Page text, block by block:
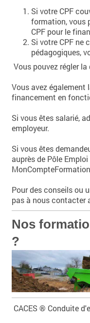
Si votre CPF
formation, vous
CPF pour le
Si votre CPF ne
pédagogiques,
Vous pouvez régler
Vous avez également
financement en
Si vous êtes salarié,
employeur.
Si vous êtes
auprès de Pôle
Pour des conseils ou
pas à nous contacter
Nos
?
CACES ® Conduite